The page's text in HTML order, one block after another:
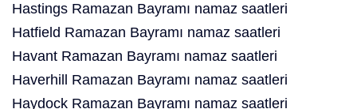
Hastings Ramazan Bayramı namaz saatleri
Hatfield Ramazan Bayramı namaz saatleri
Havant Ramazan Bayramı namaz saatleri
Haverhill Ramazan Bayramı namaz saatleri
Haydock Ramazan Bayramı namaz saatleri